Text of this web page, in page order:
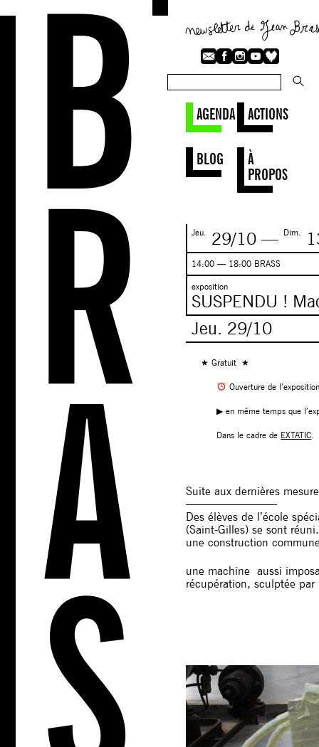
AGENDA ACTIONS
BLOG
À
PROPOS
Jeu. 29/10— Dim.
14:00 — 18:00 BRASS
exposition
SUSPENDU !
Jeu. 29/10
★ Gratuit ★
Ouverture de
▶︎ en même temps que
Dans le cadre de EXTATIC
Suite aux dernières
————————
Des élèves de l’école
(Saint-Gilles) se sont
une construction
une machine aussi
récupération, sculptée